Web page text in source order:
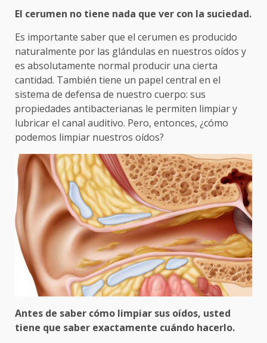
El cerumen no tiene nada que ver con la suciedad.
Es importante saber que el cerumen es producido
naturalmente por las glándulas en nuestros oídos y
es absolutamente normal producir una cierta
cantidad. También tiene un papel central en el
sistema de defensa de nuestro cuerpo: sus
propiedades antibacterianas le permiten limpiar y
lubricar el canal auditivo. Pero, entonces, ¿cómo
podemos limpiar nuestros oídos?
Antes de saber cómo limpiar sus oídos, usted
tiene que saber exactamente cuándo hacerlo.